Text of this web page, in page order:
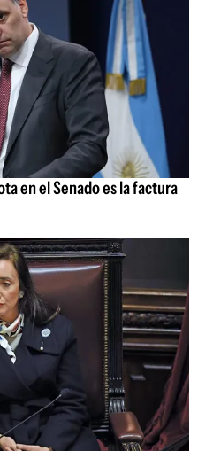
en el Senado es la factura